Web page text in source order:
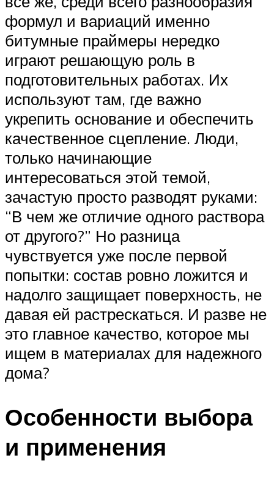
формул и вариаций именно
битумные праймеры нередко
играют решающую роль в
подготовительных работах. Их
используют там, где важно
укрепить основание и обеспечить
качественное сцепление. Люди,
только начинающие
интересоваться этой темой,
зачастую просто разводят руками:
“В чем же отличие одного раствора
от другого?” Но разница
чувствуется уже после первой
попытки: состав ровно ложится и
надолго защищает поверхность, не
давая ей растрескаться. И разве не
это главное качество, которое мы
ищем в материалах для надежного
дома?
Особенности выбора
и применения